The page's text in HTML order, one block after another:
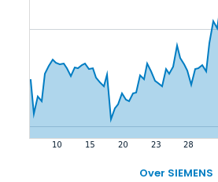
Over SIEMENS